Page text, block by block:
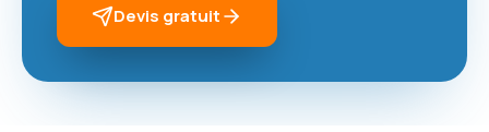
Devis gratuit